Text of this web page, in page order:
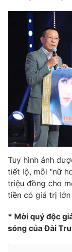
Liên hệ quảng cáo:
® Cấm sao chép
thuận bằng văn
thông tin từ website
Tuy hình ảnh
tiết lộ, mỗi "nữ
triệu đồng cho
tiền có giá trị
* Mời quý độc
sóng của Đài